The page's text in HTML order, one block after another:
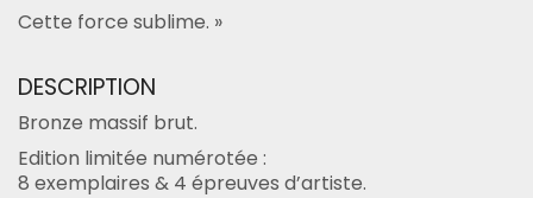
Cette force sublime. »
DESCRIPTION
Bronze massif brut.
Edition limitée numérotée :
8 exemplaires & 4 épreuves d’artiste.